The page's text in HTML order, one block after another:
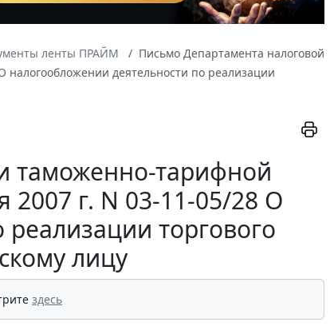
ленты ПРАЙМ
Письмо Департамента налоговой
деятельности по реализации
таможенно-тарифной
г. N 03-11-05/28 О
торгового
лицу
здесь